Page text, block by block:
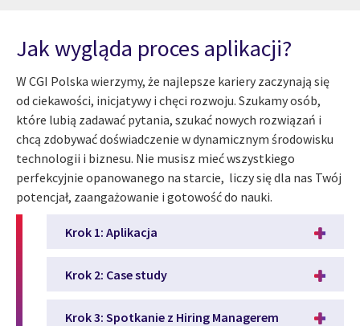
Jak wygląda proces aplikacji?
W CGI Polska wierzymy, że najlepsze kariery zaczynają się
od ciekawości, inicjatywy i chęci rozwoju. Szukamy osób,
które lubią zadawać pytania, szukać nowych rozwiązań i
chcą zdobywać doświadczenie w dynamicznym środowisku
technologii i biznesu. Nie musisz mieć wszystkiego
perfekcyjnie opanowanego na starcie, liczy się dla nas Twój
potencjał, zaangażowanie i gotowość do nauki.
Krok 1: Aplikacja
Krok 2: Case study
Krok 3: Spotkanie z Hiring Managerem